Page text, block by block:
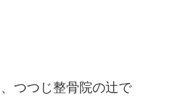
つつじ整骨院の辻で